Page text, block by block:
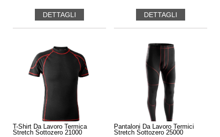
DETTAGLI DETTAGLI
T-Shirt Da Lavoro Termica
Stretch Sottozero 21000
Pantaloni Da Lavoro Termici
Stretch Sottozero 25000